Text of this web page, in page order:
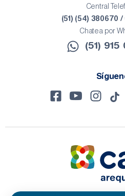
Central
(51) (54) 380670
Chatea por
(51)